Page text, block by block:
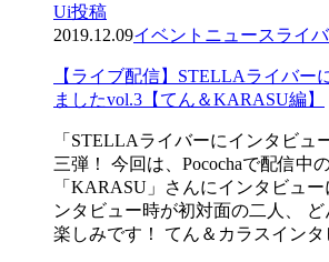
Ui投稿
2019.12.09イベント ニュースライ
【ライブ配信】STELLAライバー
ましたvol.3【てん＆KARASU編】
「STELLAライバーにインタビュ
三弾！ 今回は、Pocochaで配信中
「KARASU」さんにインタビュ
ンタビュー時が初対面の二人、
楽しみです！ てん＆カラスイン